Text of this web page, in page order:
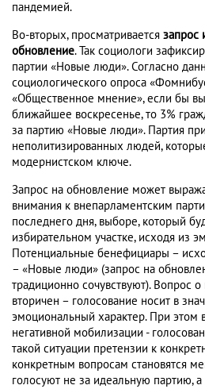
пандемией.
Во-вторых, просматривается запрос
обновление. Так социологи
партии «Новые люди». Согласно
социологического опроса
«Общественное мнение», если бы
ближайшее воскресенье, то 3%
за партию «Новые люди». Партия
неполитизированных людей,
модернистском ключе.
Запрос на обновление может
внимания к внепарламентским
последнего дня, выборе, который
избирательном участке, исходя из
Потенциальные бенефициары –
– «Новые люди» (запрос на
традиционно сочувствуют). Вопрос о
вторичен – голосование носит в
эмоциональный характер. При этом
негативной мобилизации -
такой ситуации претензии к
конкретным вопросам становятся
голосуют не за идеальную партию,